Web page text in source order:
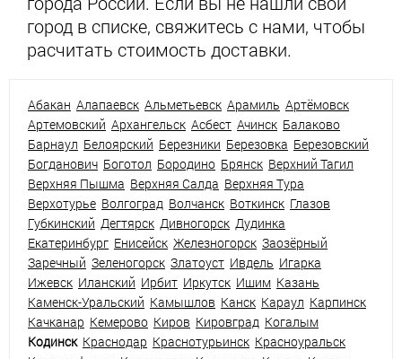
город в списке, свяжитесь с нами, чтобы
расчитать стоимость доставки.
Абакан Алапаевск Альметьевск Арамиль Артёмовск
Артемовский Архангельск Асбест Ачинск Балаково
Барнаул Белоярский Березники Березовка Березовский
Богданович Боготол Бородино Брянск Верхний Тагил
Верхняя Пышма Верхняя Салда Верхняя Тура
Верхотурье Волгоград Волчанск Воткинск Глазов
Губкинский Дегтярск Дивногорск Дудинка
Екатеринбург Енисейск Железногорск Заозёрный
Заречный Зеленогорск Златоуст Ивдель Игарка
Ижевск Иланский Ирбит Иркутск Ишим Казань
Каменск-Уральский Камышлов Канск Караул Карпинск
Качканар Кемерово Киров Кировград Когалым
Кодинск Краснодар Краснотурьинск Красноуральск